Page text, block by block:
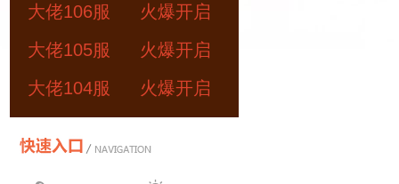
大佬106服
火爆开启
大佬105服
火爆开启
大佬104服
火爆开启